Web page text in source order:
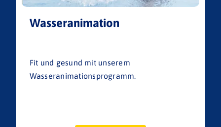
Wasseranimation
Fit und gesund mit unserem
Wasseranimationsprogramm.